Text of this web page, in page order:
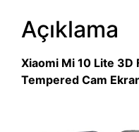
Açıklama
Xiaomi Mi 10 Lite 3D
Tempered Cam